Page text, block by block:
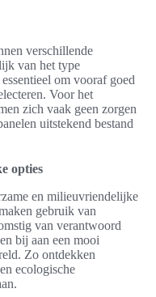
verschillende
van het type
om vooraf goed
Voor het
zich vaak geen zorgen
uitstekend bestand
opties
en milieuvriendelijke
gebruik van
van verantwoord
bij aan een mooi
Zo ontdekken
ecologische